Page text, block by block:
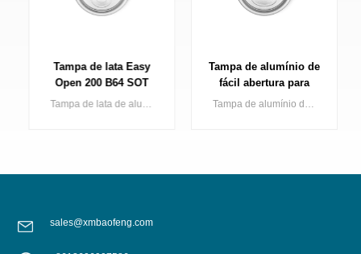
Tampa de lata Easy
Open 200 B64 SOT
SOE Embalagem deTampa de lata de alumínio de abertura fácil de 200 dia (abertura padrão/pequena) para lata de 2 peças aplicada em vários tipos de bebidas
Tampa de alumínio de
fácil abertura para
latas 200 B64 SOT LOE
Tampa de alumínio de 200 mm de diâmetro com abertura fácil para latas de bebidas (2 unidades), adequada para diversos tipos de bebidas.
sales@xmbaofeng.com